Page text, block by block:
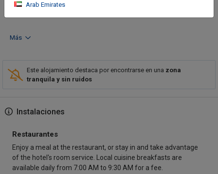
Más
Este alojamiento destaca por encontrarse en una zona
tranquila y sin ruidos
Instalaciones
Restaurantes
Enjoy a meal at the restaurant, or stay in and take advantage
of the hotel's room service. Local cuisine breakfasts are
available daily from 7:00 AM to 9:30 AM for a fee.
Arab Emirates